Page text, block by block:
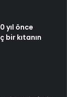
yıl önce
bir kıtanın